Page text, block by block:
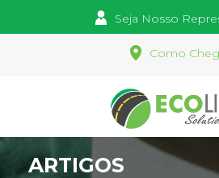
Seja Nosso
Como
ARTIGOS